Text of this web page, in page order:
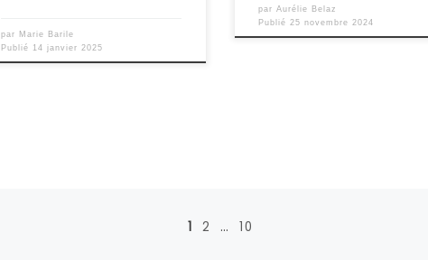
par Marie Barile
Publié 14 janvier 2025
parAurélie Belaz
Publié25 novembre 2024
1 2 … 10